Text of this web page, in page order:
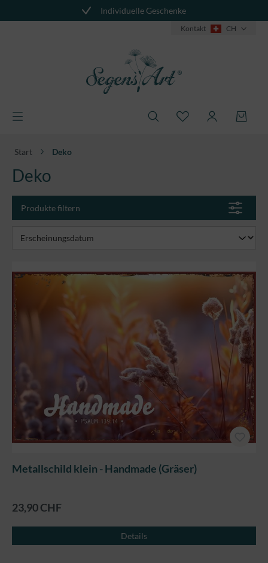
Individuelle Geschenke
Kontakt CH
Produkte filtern
Start Deko
Deko
Metallschild klein - Handmade (Gräser)
23,90 CHF
Details